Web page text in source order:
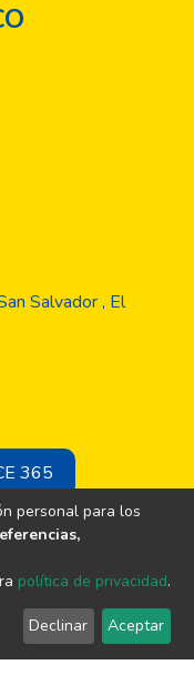
Salvador , El
365
los derechos son
de El
personal para los
política de privacidad.
Declinar Aceptar